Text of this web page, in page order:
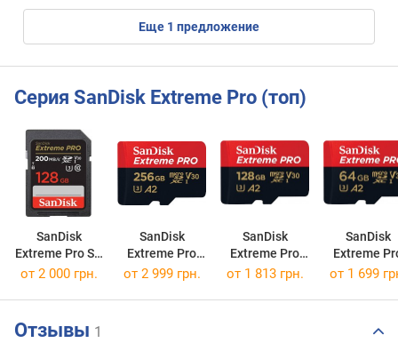
eще 1 предложение
Серия SanDisk Extreme Pro (топ)
SanDisk
Extreme Pro SD
UHS-I Class 10
SanDisk
Extreme Pro
V30 A2
UHS-I U3
SanDisk
Extreme Pro
V30 A2
UHS-I U3
SanDisk
Extreme
V30 A2
UHS-I U3
от 2 000 грн. от 2 999 грн. от 1 813 грн. от 1 699
Отзывы 1